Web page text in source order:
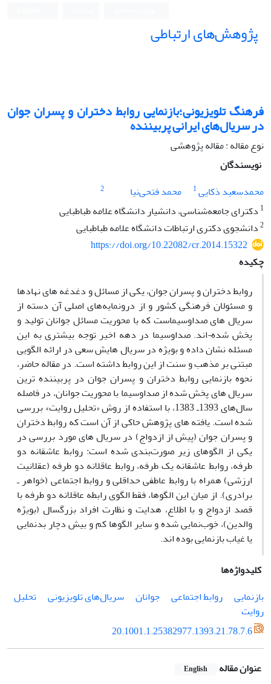
پژوهش‌های ارتباطی
فرهنگ تلویزیونی؛بازنمایی روابط دختران و پسران جوان
در سریال‌های ایرانی پربیننده
نوع مقاله : مقاله پژوهشی
نویسندگان
محمدسعید ذکایی1 محمد فتحی‌نیا
2
1 دکترای جامعه‌شناسی، دانشیار دانشگاه علامه طباطبایی
2دانشجوی دکتری ارتباطات دانشگاه علامه طباطبایی
https://doi.org/10.22082/cr.2014.15322
چکیده
روابط دختران و پسران جوان، یکی از مسائل و دغدغه های نهادها
و مسئولان فرهنگی کشور و از درونمایه‌های اصلی آن دسته از
سریال های صداوسیماست که با محوریت مسائل جوانان تولید و
پخش شده¬اند. صدا‌و‌سیما در دهه اخیر توجه بیشتری به این
مسئله نشان داده و بویژه در سریال هایش سعی در ارائه الگویی
مبتنی بر مذهب و سنت از این روابط داشته است. در مقاله حاضر،
نحوه بازنمایی روابط دختران و پسران جوان در پربیننده ترین
سریال های پخش شده از صداوسیما با محوریت جوانان، در فاصله
سال‌های 1393ـ 1383، با استفاده از روش «تحلیل روایت» بررسی
شده است. یافته های پژوهش حاکی از آن است که روابط دختران
و پسران جوان (پیش از ازدواج) در سریال های مورد بررسی در
یکی از الگوهای زیر صورت‌بندی شده است: روابط عاشقانه دو
طرفه، روابط عاشقانه یک طرفه، روابط عاقلانه دو طرفه (عقلانیت
ارزشی) همراه با روابط عاطفی حداقلی و روابط اجتماعی (خواهر ـ
برادری). از میان این الگوها، فقط الگوی رابطه عاقلانه دو طرفه با
قصد ازدواج و با اطلاع، هدایت و نظارت افراد بزرگسال (بویژه
والدین)، خوب‌نمایی شده و سایر الگوها کم و بیش دچار بدنمایی
یا غیاب بازنمایی بوده اند.
کلیدواژه‌ها
بازنمایی
روابط اجتماعی جوانان سریال‌های تلویزیونی
تحلیل
روایت
20.1001.1.25382977.1393.21.78.7.6
عنوان مقاله English